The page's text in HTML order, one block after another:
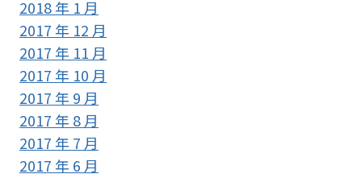
2018 年 1 月
2017 年 12 月
2017 年 11 月
2017 年 10 月
2017 年 9 月
2017 年 8 月
2017 年 7 月
2017 年 6 月